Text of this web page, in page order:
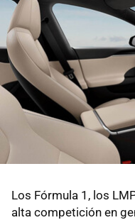
Los Fórmula 1, los
alta competición en